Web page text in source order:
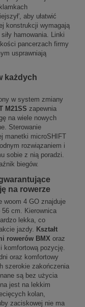
aby ułatwić
konstrukcji wymagają
hamowania. Linki
pancerzach firmy
usprawniają
każdych
w system zmiany
M21SS zapewnia
na wiele nowych
Sterowanie
manetki microSHIFT
rozwiązaniem i
sobie z nią poradzi.
biegów.
na rowerze
woom 4 GO znajduje
cm. Kierownica
lekka, co
jazdy. Kształt
rowerów BMX oraz
komfortową pozycję.
oraz komfortowy
szerokie zakończenia
są bez użycia
jest na lekkim
kolan,
zaciskowej nie ma